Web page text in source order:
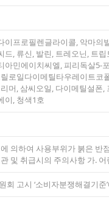
이프로필렌글라이콜, 악마
, 류신, 발린, 트레오닌, 트
민에이치씨엘, 피리독살
로일다이메틸타우레이트코
머, 삼씨오일, 다이메틸설
이, 청색1호
의하여 사용부위가 붉은
및 취급시의 주의사항 가.
고시 ‘소비자분쟁해결기준